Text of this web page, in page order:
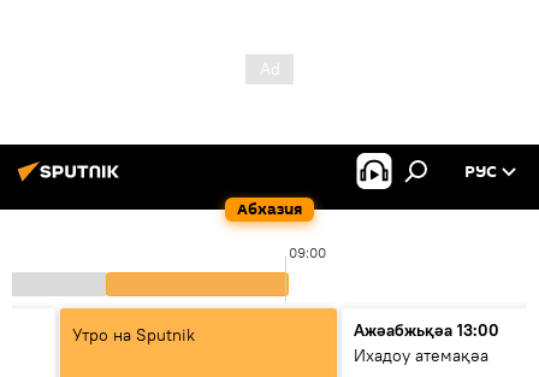
Абхазия
РУС
09:00
Утро на Sputnik
Ажәабжьқәа 13:00
Ихадоу атемақәа